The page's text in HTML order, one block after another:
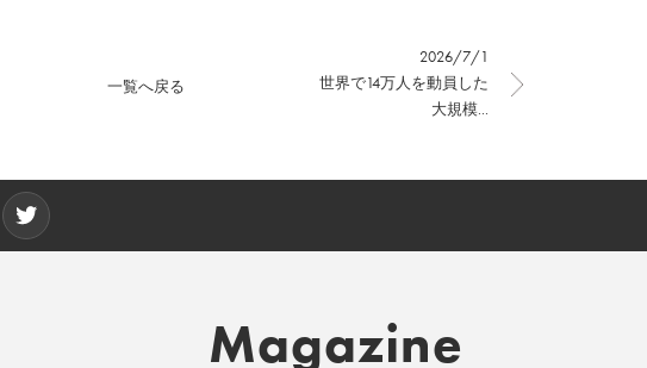
2026/7/1
世界で14万人を動員した
大規模...
一覧へ戻る
Magazine